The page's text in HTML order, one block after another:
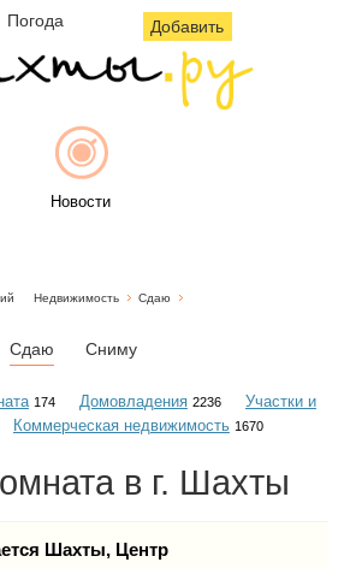
Погода Добавить
Новости
Объявления
Каталог
Недвижимость Сдаю
Сдаю Сниму
174 Домовладения 2236
Участки и
Коммерческая недвижимость 1670
в г. Шахты
Шахты, Центр